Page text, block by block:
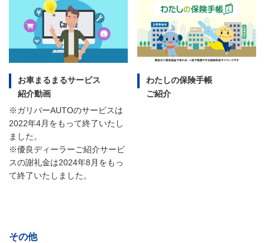
お車まるまるサービス
紹介動画
※ガリバーAUTOのサービスは
2022年4月をもって終了いたし
ました。
※優良ディーラーご紹介サービ
スの謝礼金は2024年8月をもっ
て終了いたしました。
わたしの保険手帳
ご紹介
その他